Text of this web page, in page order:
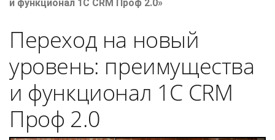
и функционал 1C CRM Проф 2.0»
Переход на новый
уровень: преимущества
и функционал 1C CRM
Проф 2.0